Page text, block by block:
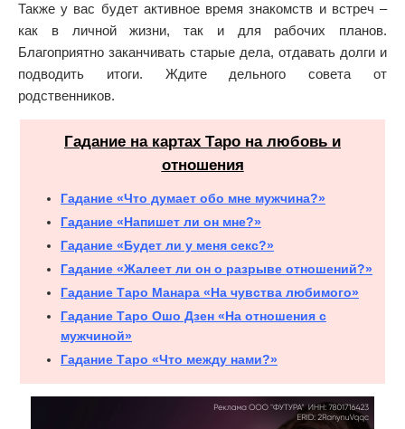
Также у вас будет активное время знакомств и встреч –
как в личной жизни, так и для рабочих планов.
Благоприятно заканчивать старые дела, отдавать долги и
подводить итоги. Ждите дельного совета от
родственников.
Гадание на картах Таро на любовь и
отношения
Гадание «Что думает обо мне мужчина?»
Гадание «Напишет ли он мне?»
Гадание «Будет ли у меня секс?»
Гадание «Жалеет ли он о разрыве отношений?»
Гадание Таро Манара «На чувства любимого»
Гадание Таро Ошо Дзен «На отношения с
мужчиной»
Гадание Таро «Что между нами?»